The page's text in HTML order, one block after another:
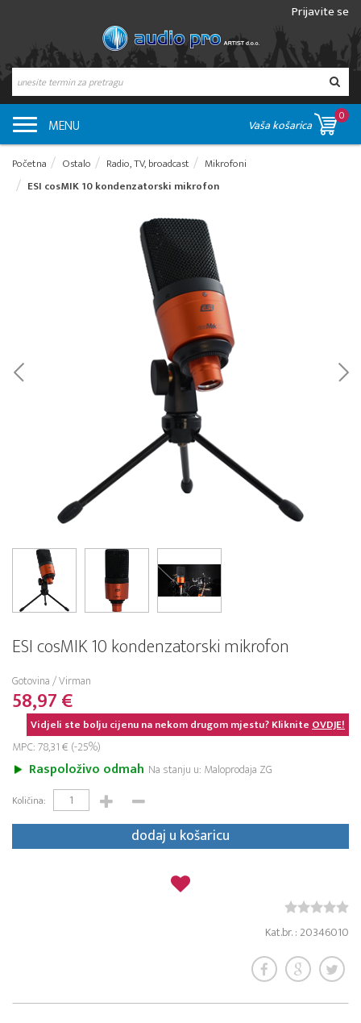
Prijavite se
MENU Vaša košarica
0
Početna Ostalo Radio, TV, broadcast
Mikrofoni
ESI cosMIK 10 kondenzatorski mikrofon
ESI cosMIK 10 kondenzatorski mikrofon
Gotovina / Virman
58,97 €
Vidjeli ste bolju cijenu na nekom drugom mjestu? KlikniteOVDJE!
MPC: 78,31 € (-25%)
Raspoloživo odmah Na stanju u: Maloprodaja ZG
Količina:
dodaj u košaricu
Kat.br. : 20346010